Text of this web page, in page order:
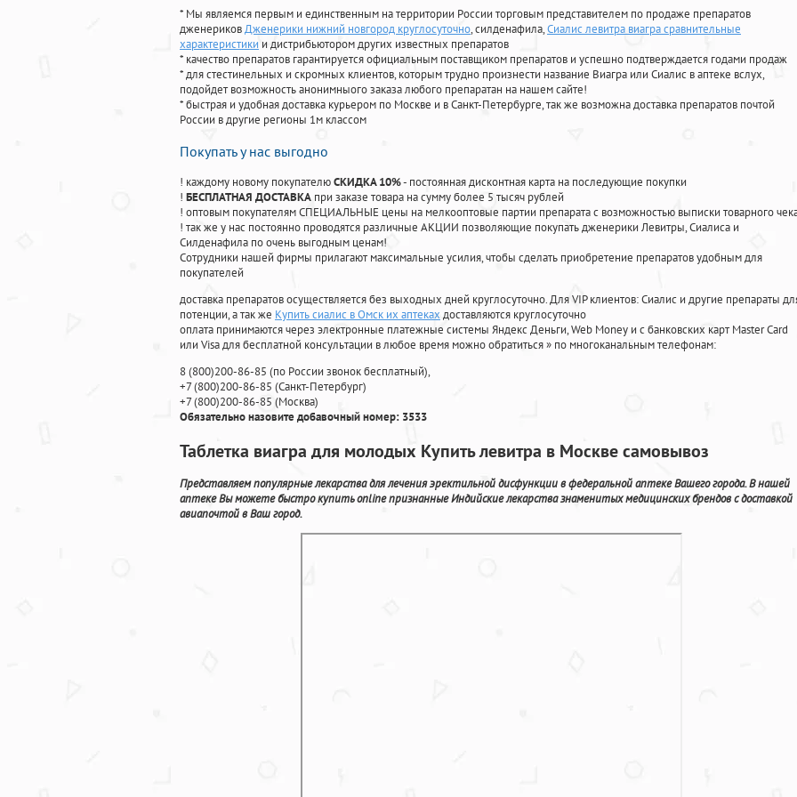
* Мы являемся первым и единственным на территории России торговым представителем по продаже препаратов
дженериковДженерики нижний новгород круглосуточно, силденафила,Сиалис левитра виагра сравнительные
характеристики и дистрибьютором других известных препаратов
* качество препаратов гарантируется официальным поставщиком препаратов и успешно подтверждается годами продаж
* для стестинельных и скромных клиентов, которым трудно произнести название Виагра или Сиалис в аптеке вслух,
подойдет возможность анонимныого заказа любого препаратан на нашем сайте!
* быстрая и удобная доставка курьером по Москве и в Санкт-Петербурге, так же возможна доставка препаратов почтой
России в другие регионы 1м классом
Покупать у нас выгодно
! каждому новому покупателюСКИДКА 10%- постоянная дисконтная карта на последующие покупки
! БЕСПЛАТНАЯ ДОСТАВКА при заказе товара на сумму более 5 тысяч рублей
! оптовым покупателям СПЕЦИАЛЬНЫЕ цены на мелкооптовые партии препарата с возможностью выписки товарного
! так же у нас постоянно проводятся различные АКЦИИ позволяющие покупать дженерики Левитры, Сиалиса и
Силденафила по очень выгодным ценам!
Cотрудники нашей фирмы прилагают максимальные усилия, чтобы сделать приобретение препаратов удобным для
покупателей
доставка препаратов осуществляется без выходных дней круглосуточно. Для VIP клиентов: Сиалис и другие препараты
потенции, а так же Купить сиалис в Омск их аптеках доставляются круглосуточно
оплата принимаются через электронные платежные системы Яндекс Деньги, Web Money и с банковских карт Master Card
или Visa для бесплатной консультации в любое время можно обратиться» по многоканальным телефонам:
8(800)200-86-85 (по России звонок бесплатный),
+7(800)200-86-85 (Санкт-Петербург)
+7(800)200-86-85 (Москва)
Обязательно назовите добавочный номер: 3533
Таблетка виагра для молодых Купить левитра в Москве самовывоз
Представляем популярные лекарства для лечения эректильной дисфункции в федеральной аптеке Вашего города. В нашей
аптеке Вы можете быстро купить online признанные Индийские лекарства знаменитых медицинских брендов с доставкой
авиапочтой в Ваш город.